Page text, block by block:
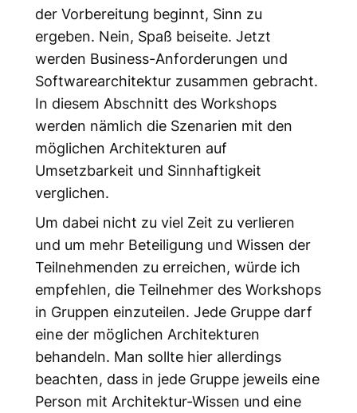
der Vorbereitung beginnt, Sinn zu
ergeben. Nein, Spaß beiseite. Jetzt
werden Business-Anforderungen und
Softwarearchitektur zusammen gebracht.
In diesem Abschnitt des Workshops
werden nämlich die Szenarien mit den
möglichen Architekturen auf
Umsetzbarkeit und Sinnhaftigkeit
verglichen.
Um dabei nicht zu viel Zeit zu verlieren
und um mehr Beteiligung und Wissen der
Teilnehmenden zu erreichen, würde ich
empfehlen, die Teilnehmer des Workshops
in Gruppen einzuteilen. Jede Gruppe darf
eine der möglichen Architekturen
behandeln. Man sollte hier allerdings
beachten, dass in jede Gruppe jeweils eine
Person mit Architektur-Wissen und eine